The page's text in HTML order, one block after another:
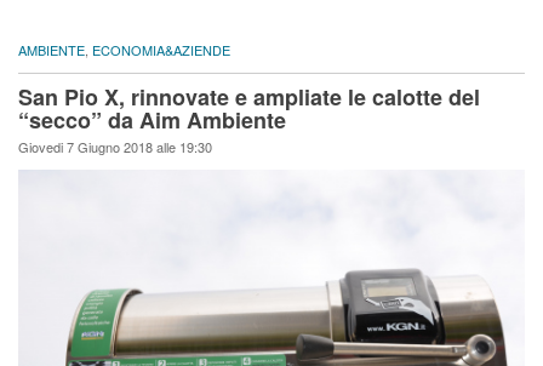
AMBIENTE ECONOMIA&AZIENDE
San Pio X, rinnovate e ampliate le calotte del
“secco” da Aim Ambiente
Giovedi 7 Giugno 2018 alle 19:30